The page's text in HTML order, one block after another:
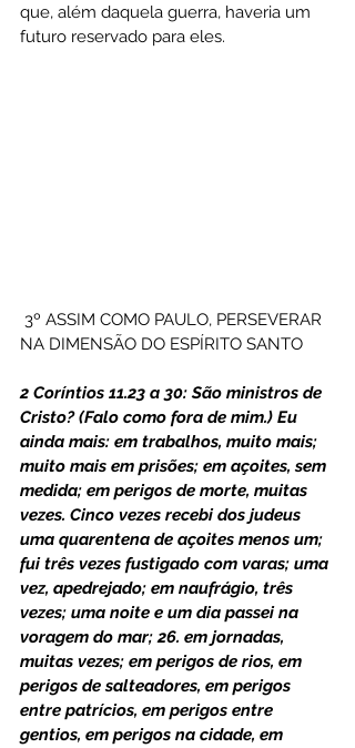
que, além daquela guerra, haveria um
futuro reservado para eles.
3º ASSIM COMO PAULO, PERSEVERAR
NA DIMENSÃO DO ESPÍRITO SANTO
2 Coríntios 11.23 a 30: São ministros de
Cristo? (Falo como fora de mim.) Eu
ainda mais: em trabalhos, muito mais;
muito mais em prisões; em açoites, sem
medida; em perigos de morte, muitas
vezes. Cinco vezes recebi dos judeus
uma quarentena de açoites menos um;
fui três vezes fustigado com varas; uma
vez, apedrejado; em naufrágio, três
vezes; uma noite e um dia passei na
voragem do mar; 26. em jornadas,
muitas vezes; em perigos de rios, em
perigos de salteadores, em perigos
entre patrícios, em perigos entre
gentios, em perigos na cidade, em